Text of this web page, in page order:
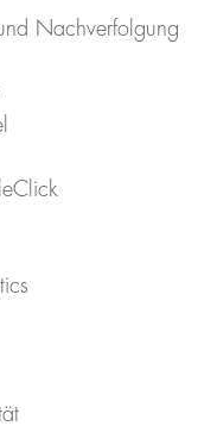
Nachverfolgung